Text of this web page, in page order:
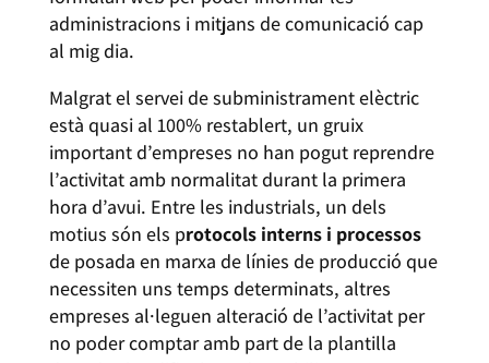
administracions i mitjans de comunicació cap
al mig dia.
Malgrat el servei de subministrament elèctric
està quasi al 100% restablert, un gruix
important d’empreses no han pogut reprendre
l’activitat amb normalitat durant la primera
hora d’avui. Entre les industrials, un dels
motius són els protocols interns i processos
de posada en marxa de línies de producció que
necessiten uns temps determinats, altres
empreses al·leguen alteració de l’activitat per
no poder comptar amb part de la plantilla